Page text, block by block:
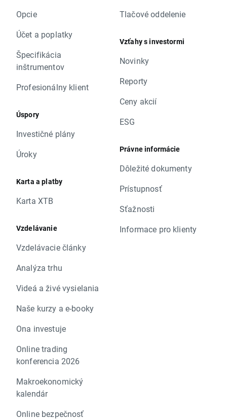
Opcie
Účet a poplatky
Špecifikácia
inštrumentov
Profesionálny klient
Úspory
Investičné plány
Úroky
Karta a platby
Karta XTB
Vzdelávanie
Vzdelávacie články
Analýza trhu
Videá a živé vysielania
Naše kurzy a e-booky
Ona investuje
Online trading
konferencia 2026
Makroekonomický
kalendár
Online bezpečnosť
Tlačové oddelenie
Vzťahy s investormi
Novinky
Reporty
Ceny akcií
ESG
Právne informácie
Dôležité dokumenty
Prístupnosť
Sťažnosti
Informace pro klienty